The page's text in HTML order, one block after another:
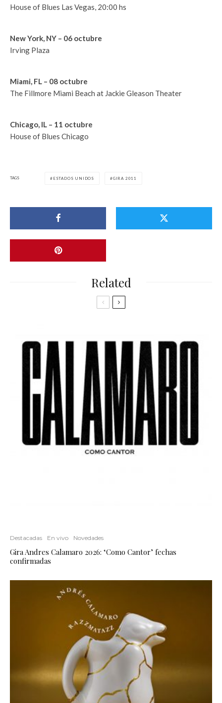
House of Blues Las Vegas, 20:00 hs
New York, NY – 06 octubre
Irving Plaza
Miami, FL – 08 octubre
The Fillmore Miami Beach at Jackie Gleason Theater
Chicago, IL – 11 octubre
House of Blues Chicago
TAGS ESTADOS UNIDOS GIRA 2011
Related
Destacadas En vivo Novedades
Gira Andres Calamaro 2026: ‘Como Cantor’ fechas
confirmadas